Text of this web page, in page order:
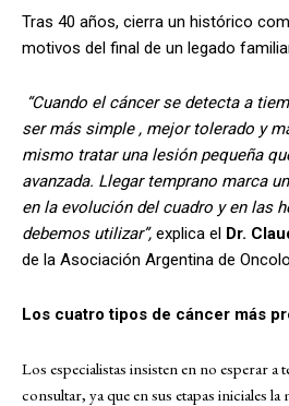
Tras 40 años, cierra un histórico
motivos del final de un legado
“Cuando el cáncer se detecta a
ser más simple , mejor tolerado y
mismo tratar una lesión pequeña
avanzada. Llegar temprano marca
en la evolución del cuadro y en las
debemos utilizar”, explica el Dr.
de la Asociación Argentina de
Los cuatro tipos de cáncer más
Los especialistas insisten en no esperar a
consultar, ya que en sus etapas iniciales